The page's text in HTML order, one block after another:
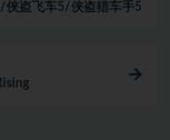
侠盗飞车5/侠盗猎车手5